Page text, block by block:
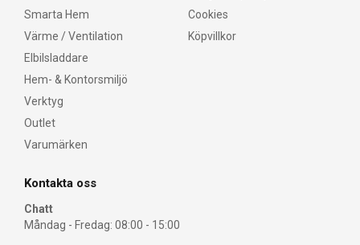
Smarta Hem
Värme / Ventilation
Elbilsladdare
Hem- & Kontorsmiljö
Verktyg
Outlet
Varumärken
Cookies
Köpvillkor
Kontakta oss
Chatt
Måndag - Fredag: 08:00 - 15:00